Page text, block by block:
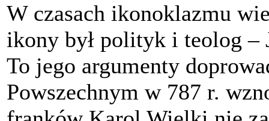
W czasach ikonoklazmu
ikony był polityk i teolog –
To jego argumenty
Powszechnym w 787 r.